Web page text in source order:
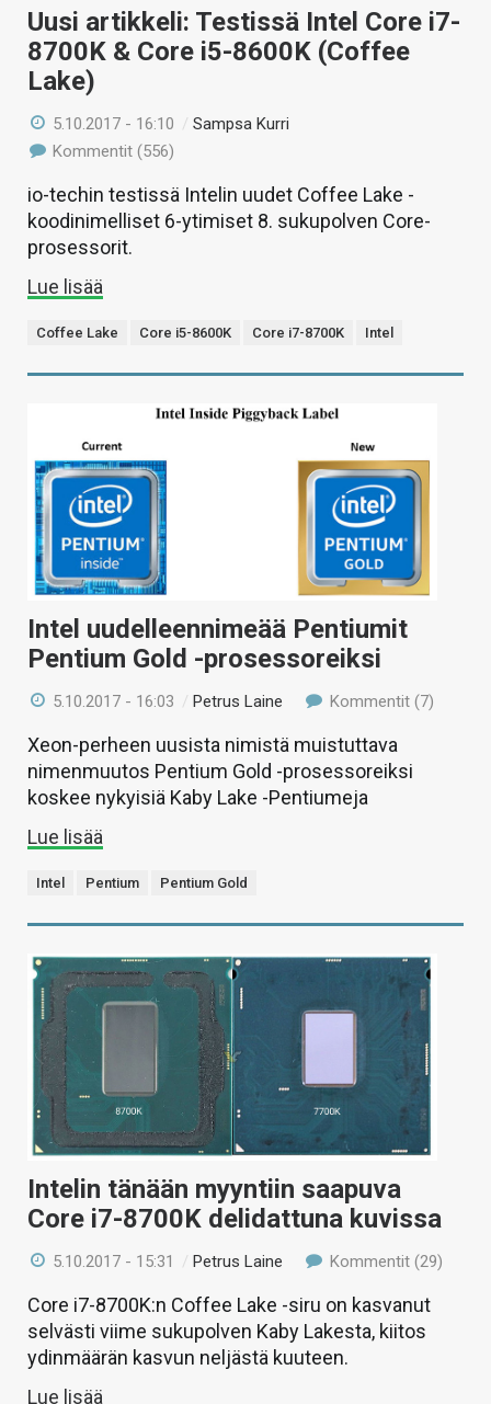
Uusi artikkeli: Testissä Intel Core i7-
8700K & Core i5-8600K (Coffee
Lake)
5.10.2017 - 16:10 /Sampsa Kurri
Kommentit (556)
io-techin testissä Intelin uudet Coffee Lake -
koodinimelliset 6-ytimiset 8. sukupolven Core-
prosessorit.
Lue lisää
Coffee Lake Core i5-8600K Core i7-8700K Intel
Intel uudelleennimeää Pentiumit
Pentium Gold -prosessoreiksi
5.10.2017 - 16:03 /Petrus Laine Kommentit (7)
Xeon-perheen uusista nimistä muistuttava
nimenmuutos Pentium Gold -prosessoreiksi
koskee nykyisiä Kaby Lake -Pentiumeja
Lue lisää
Intel Pentium Pentium Gold
Intelin tänään myyntiin saapuva
Core i7-8700K delidattuna kuvissa
5.10.2017 - 15:31 /Petrus Laine Kommentit (29)
Core i7-8700K:n Coffee Lake -siru on kasvanut
selvästi viime sukupolven Kaby Lakesta, kiitos
ydinmäärän kasvun neljästä kuuteen.
Lue lisää